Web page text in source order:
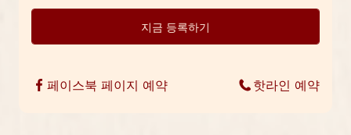
지금 등록하기
페이스북 페이지 예약 핫라인 예약